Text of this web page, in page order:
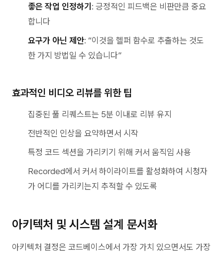
좋은 작업 인정하기 : 긍정적인 피드백은 비판만큼 중요
합니다
요구가 아닌 제안: “이것을 헬퍼 함수로 추출하는 것도
한 가지 방법일 수 있습니다”
효과적인 비디오 리뷰를 위한 팁
집중된 풀 리퀘스트는 5분 이내로 리뷰 유지
전반적인 인상을 요약하면서 시작
특정 코드 섹션을 가리키기 위해 커서 움직임 사용
Recorded에서 커서 하이라이트를 활성화하여 시청자
가 어디를 가리키는지 추적할 수 있도록
아키텍처 및 시스템 설계 문서화
아키텍처 결정은 코드베이스에서 가장 가치 있으면서도 가장